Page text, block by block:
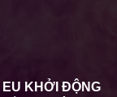
KHỞI ĐỘNG